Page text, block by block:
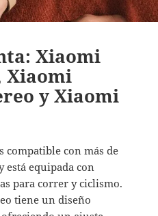
Xiaomi
Xiaomi
y Xiaomi
compatible con más de
está equipada con
para correr y ciclismo.
tiene un diseño